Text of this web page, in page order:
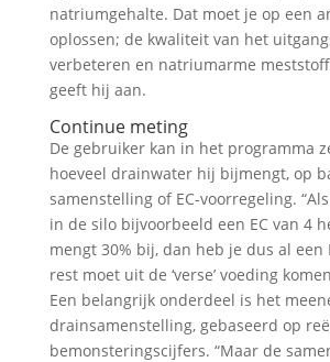
natriumgehalte. Dat moet je op een
oplossen; de kwaliteit van het
verbeteren en natriumarme
geeft hij aan.
Continue meting
De gebruiker kan in het programma
hoeveel drainwater hij bijmengt, op
samenstelling of EC-voorregeling.
in de silo bijvoorbeeld een EC van 4
mengt 30% bij, dan heb je dus al een
rest moet uit de ‘verse’ voeding
Een belangrijk onderdeel is het
drainsamenstelling, gebaseerd op
bemonsteringscijfers. “Maar de